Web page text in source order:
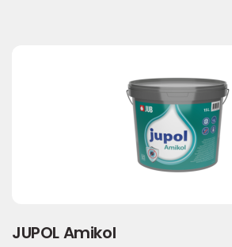
JUPOL Amikol